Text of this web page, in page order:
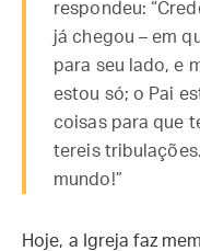
respondeu:
já chegou – em
para seu lado, e
estou só; o Pai
coisas para que
tereis
mundo!”
Hoje, a Igreja faz